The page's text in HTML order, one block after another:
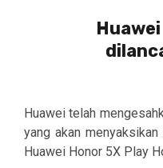
Huawei telah
yang akan
Huawei Honor 5X Play